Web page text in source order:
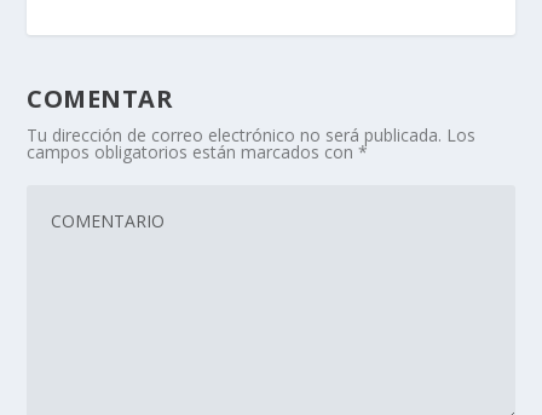
COMENTAR
Tu dirección de correo electrónico no será publicada. Los
campos obligatorios están marcados con*